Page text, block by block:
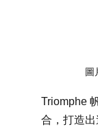
圖
Triomphe
合，打造